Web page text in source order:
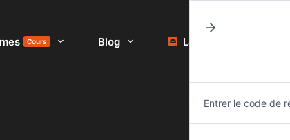
Cours Blog La commu’
Entrer le code de